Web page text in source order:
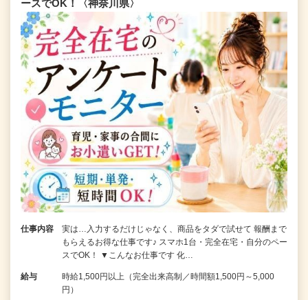
ースでOK！〈神奈川県〉
仕事内容
実は…入力するだけじゃなく、商品をタダで試せて 報酬まで
もらえるお得な仕事です♪ スマホ1台・完全在宅・自分のペー
スでOK！ ▼こんなお仕事です 化…
給与
時給1,500円以上（完全出来高制／時間額1,500円～5,000
円）